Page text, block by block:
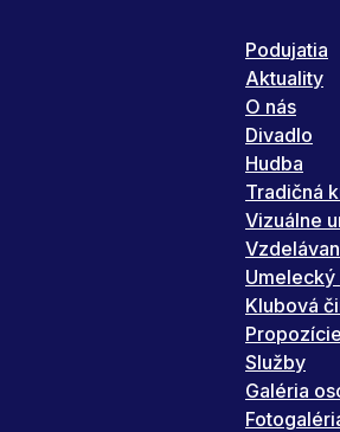
Podujatia
Aktuality
O nás
Divadlo
Hudba
Tradičná
Vizuálne
Klubová
Služby
Galéria